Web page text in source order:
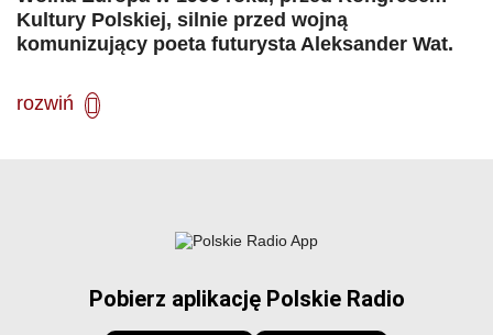
Kultury Polskiej, silnie przed wojną
komunizujący poeta futurysta Aleksander Wat.
rozwiń 
Pobierz aplikację Polskie Radio